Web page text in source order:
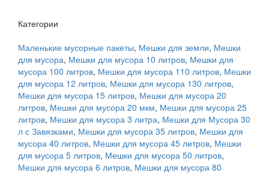
Категории
Маленькие мусорные пакеты, Мешки для земли, Мешки
для мусора, Мешки для мусора 10 литров, Мешки для
мусора 100 литров, Мешки для мусора 110 литров, Мешки
для мусора 12 литров, Мешки для мусора 130 литров,
Мешки для мусора 15 литров, Мешки для мусора 20
литров, Мешки для мусора 20 мкм, Мешки для мусора 25
литров, Мешки для мусора 3 литра, Мешки для Мусора 30
л с Завязками, Мешки для мусора 35 литров, Мешки для
мусора 40 литров, Мешки для мусора 45 литров, Мешки
для мусора 5 литров, Мешки для мусора 50 литров,
Мешки для мусора 6 литров, Мешки для мусора 80